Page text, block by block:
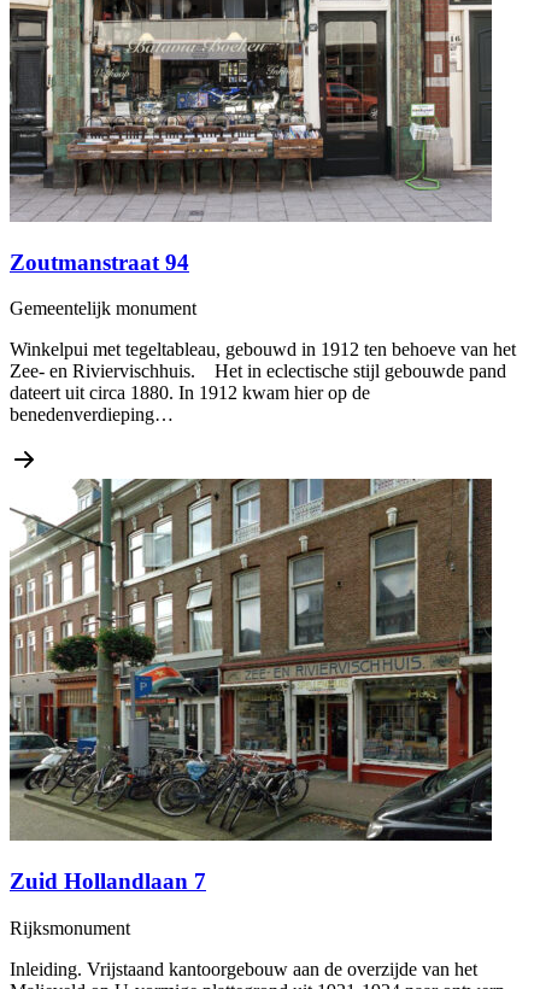
Zoutmanstraat 94
Gemeentelijk monument
Winkelpui met tegeltableau, gebouwd in 1912 ten behoeve van het
Zee- en Riviervischhuis. Het in eclectische stijl gebouwde pand
dateert uit circa 1880. In 1912 kwam hier op de
benedenverdieping…
Zuid Hollandlaan 7
Rijksmonument
Inleiding. Vrijstaand kantoorgebouw aan de overzijde van het